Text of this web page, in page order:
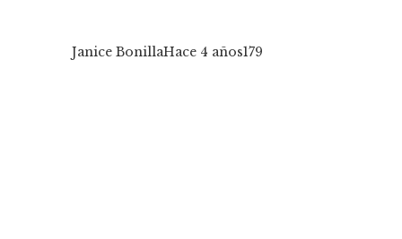
Janice BonillaHace 4 años179